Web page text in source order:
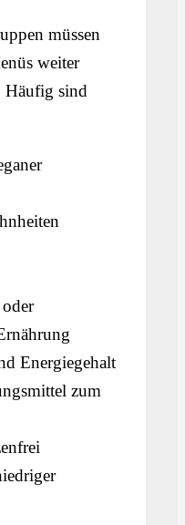
müssen
weiter
Häufig sind
Energiegehalt
zum